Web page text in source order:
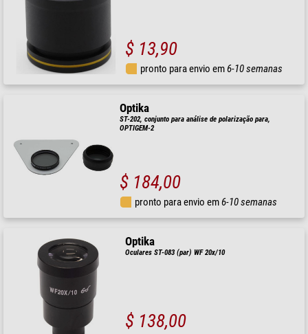
$ 13,90
pronto para envio em6-10 semanas
Optika
ST-202, conjunto para análise de polarização para,
OPTIGEM-2
$ 184,00
pronto para envio em6-10 semanas
Optika
Oculares ST-083 (par) WF 20x/10
$ 138,00